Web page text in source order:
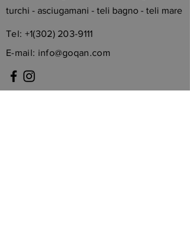
turchi - asciugamani - teli bagno - teli mare
Tel: +1(302) 203-9111
E-mail: info@goqan.com